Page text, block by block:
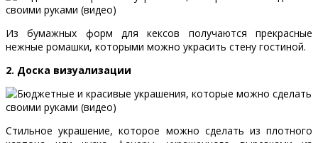
Из бумажных форм для кексов получаются прекрасные
нежные ромашки, которыми можно украсить стену гостиной.
2. Доска визуализации
Стильное украшение, которое можно сделать из плотного